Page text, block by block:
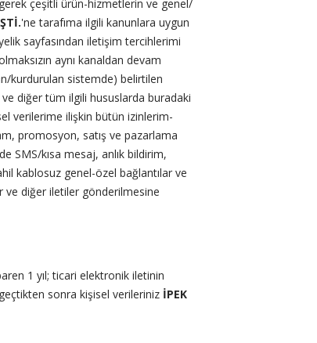
çeşitli ürün-hizmetlerin ve genel/
'ne tarafıma ilgili kanunlara uygun
sayfasından iletişim tercihlerimi
aynı kanaldan devam
kurdurulan sistemde) belirtilen
diğer tüm ilgili hususlarda buradaki
verilerime ilişkin bütün izinlerim-
promosyon, satış ve pazarlama
SMS/kısa mesaj, anlık bildirim,
kablosuz genel-özel bağlantılar ve
ve diğer iletiler gönderilmesine
1 yıl; ticari elektronik iletinin
sonra kişisel verileriniz İPEK